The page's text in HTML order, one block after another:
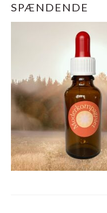
SPÆNDENDE